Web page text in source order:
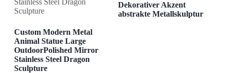
Custom Modern Metal
Animal Statue Large
OutdoorPolished Mirror
Stainless Steel Dragon
Sculpture
Dekorativer Akzent
abstrakte Metallskulptur